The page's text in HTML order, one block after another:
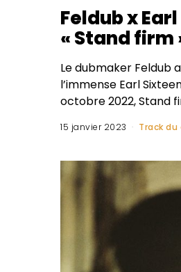
Feldub x
« Stand firm
Le dubmaker Feldub
l’immense Earl
octobre 2022, Stand
15 janvier 2023 Track